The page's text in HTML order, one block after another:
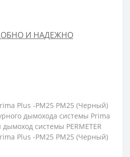
И НАДЕЖНО
Plus -РМ25 РМ25 (Черный)
дымохода системы Prima
системы PERMETER
Plus -РМ25 РМ25 (Черный)